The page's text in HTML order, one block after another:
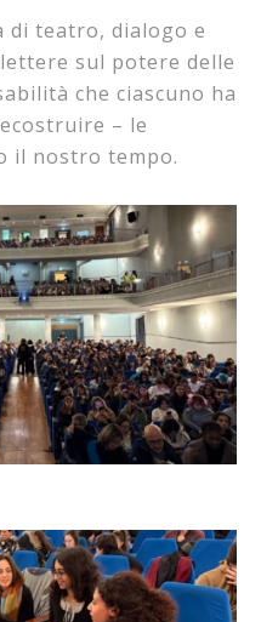
di teatro, dialogo e
sul potere delle
che ciascuno ha
– le
il nostro tempo.